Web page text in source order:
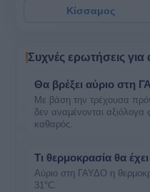
Κίσσαμος
Συχνές ερωτήσεις
Θα βρέξει αύριο στη
Με βάση την τρέχουσα
δεν αναμένονται αξιόλογα
καθαρός.
Τι θερμοκρασία θα
Αύριο στη ΓΑΥΔΟ η
31°C.